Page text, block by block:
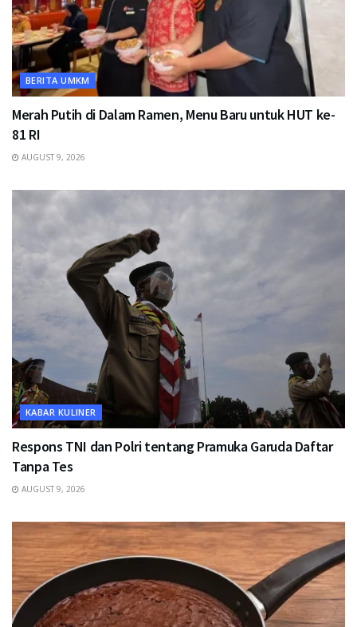
BERITA UMKM
Merah Putih di Dalam Ramen, Menu Baru untuk HUT ke-
81 RI
AUGUST 9, 2026
KABAR KULINER
Respons TNI dan Polri tentang Pramuka Garuda Daftar
Tanpa Tes
AUGUST 9, 2026